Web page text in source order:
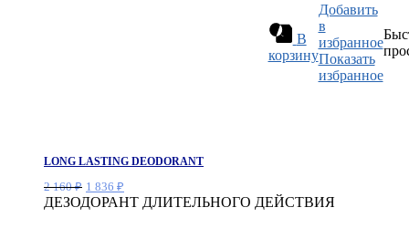
В
корзину
Добавить
в
избранное
Показать
избранное
LONG LASTING DEODORANT
2 160₽ Первоначальная
цена
1 836 ₽
цена:
ДЕЗОДОРАНТ ДЛИТЕЛЬНОГО ДЕЙСТВИЯ